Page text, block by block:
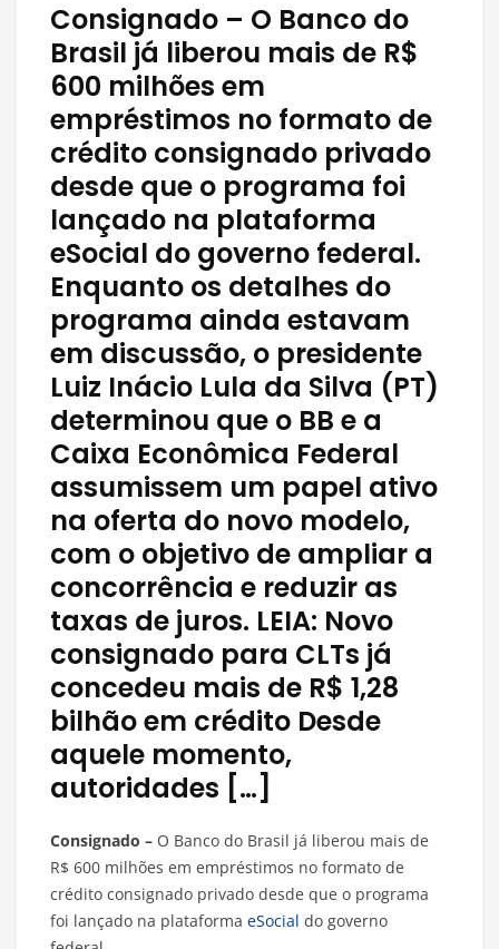
Consignado – O Banco do
Brasil já liberou mais de R$
600 milhões em
empréstimos no formato de
crédito consignado privado
desde que o programa foi
lançado na plataforma
eSocial do governo federal.
Enquanto os detalhes do
programa ainda estavam
em discussão, o presidente
Luiz Inácio Lula da Silva (PT)
determinou que o BB e a
Caixa Econômica Federal
assumissem um papel ativo
na oferta do novo modelo,
com o objetivo de ampliar a
concorrência e reduzir as
taxas de juros. LEIA: Novo
consignado para CLTs já
concedeu mais de R$ 1,28
bilhão em crédito Desde
aquele momento,
autoridades […]
Consignado – O Banco do Brasil já liberou mais de
R$ 600 milhões em empréstimos no formato de
crédito consignado privado desde que o programa
foi lançado na plataforma eSocial do governo